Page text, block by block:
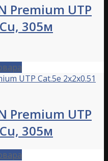
Premium UTP
305м
Premium UTP
305м